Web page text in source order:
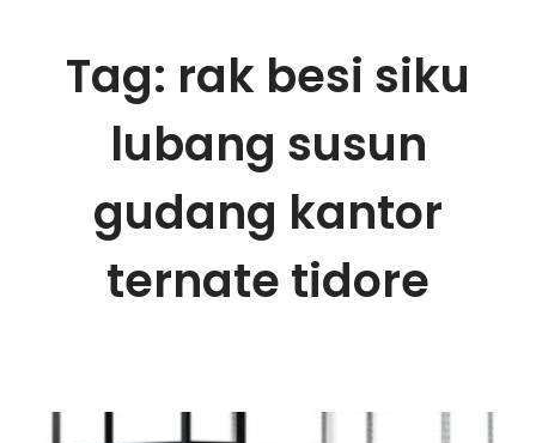
Tag: rak besi siku
lubang susun
gudang kantor
ternate tidore